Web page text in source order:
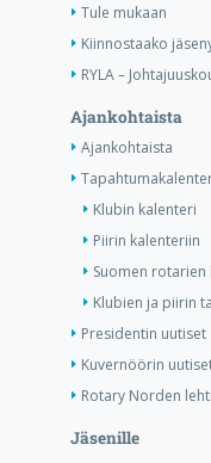
Tule mukaan
Kiinnostaako
RYLA –
Ajankohtaista
Ajankohtaista
Klubin kalenteri
Piirin kalenteriin
Suomen rotarien
Klubien ja piirin
Presidentin uutiset
Kuvernöörin
Rotary Norden lehti
Jäsenille